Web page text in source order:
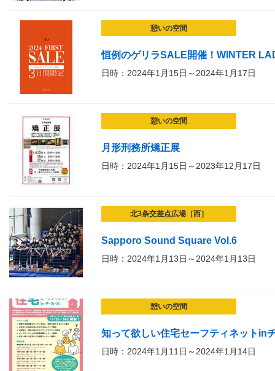
憩いの空間
恒例のゲリラSALE開催！WINTER
日時：2024年1月15日～2024年1月17日
憩いの空間
月形刑務所矯正展
日時：2024年1月15日～2023年12月17日
北3条交差点広場［西］
Sapporo Sound Square Vol.6
日時：2024年1月13日～2024年1月13日
憩いの空間
知って欲しい住宅セーフティネットin
日時：2024年1月11日～2024年1月14日